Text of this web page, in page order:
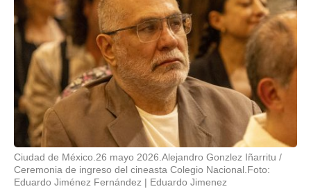
Ciudad de México.26 mayo 2026.Alejandro Gonzlez Iñarritu /
Ceremonia de ingreso del cineasta Colegio Nacional.Foto:
Eduardo Jiménez Fernández
Eduardo Jimenez